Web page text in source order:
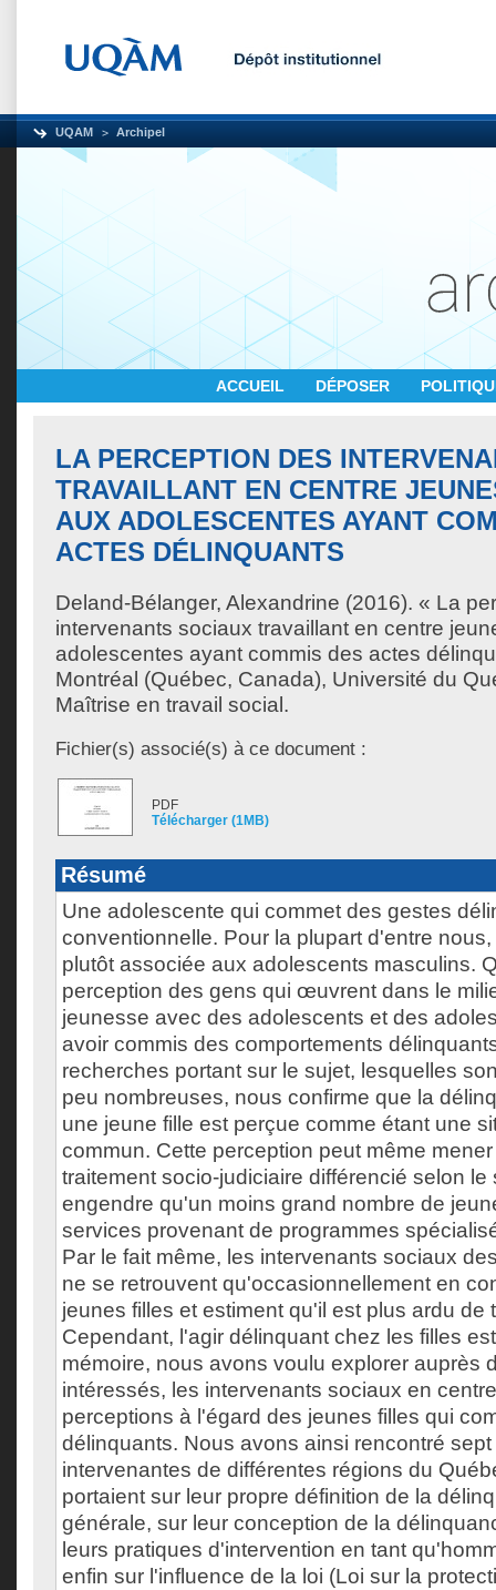
UQAM Archipel
ACCUEIL DÉPOSER
LA PERCEPTION DES
TRAVAILLANT EN CENTRE
AUX ADOLESCENTES AYANT
ACTES DÉLINQUANTS
Deland-Bélanger, Alexandrine (2016). « La
intervenants sociaux travaillant en centre
adolescentes ayant commis des actes
Montréal (Québec, Canada), Université du
Maîtrise en travail social.
Fichier(s) associé(s) à ce document :
PDF
Télécharger (1MB)
Résumé
Une adolescente qui commet des gestes
conventionnelle. Pour la plupart d'entre
plutôt associée aux adolescents masculins.
perception des gens qui œuvrent dans le
jeunesse avec des adolescents et des
avoir commis des comportements
recherches portant sur le sujet, lesquelles
peu nombreuses, nous confirme que la
une jeune fille est perçue comme étant une
commun. Cette perception peut même
traitement socio-judiciaire différencié selon le
engendre qu'un moins grand nombre de
services provenant de programmes
Par le fait même, les intervenants sociaux
ne se retrouvent qu'occasionnellement en
jeunes filles et estiment qu'il est plus ardu de
Cependant, l'agir délinquant chez les filles
mémoire, nous avons voulu explorer auprès
intéressés, les intervenants sociaux en
perceptions à l'égard des jeunes filles qui
délinquants. Nous avons ainsi rencontré
intervenantes de différentes régions du
portaient sur leur propre définition de la
générale, sur leur conception de la
leurs pratiques d'intervention en tant
enfin sur l'influence de la loi (Loi sur la